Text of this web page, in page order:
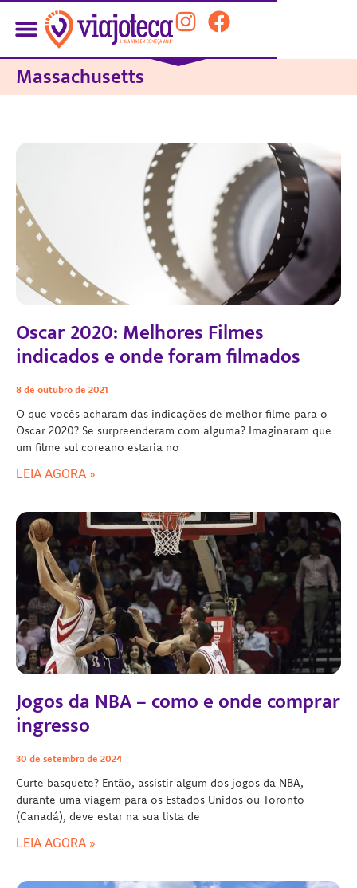
Massachusetts
Oscar 2020: Melhores Filmes
indicados e onde foram filmados
8 de outubro de 2021
O que vocês acharam das indicações de melhor filme para o
Oscar 2020? Se surpreenderam com alguma? Imaginaram que
um filme sul coreano estaria no
LEIA AGORA »
Jogos da NBA – como e onde comprar
ingresso
30 de setembro de 2024
Curte basquete? Então, assistir algum dos jogos da NBA,
durante uma viagem para os Estados Unidos ou Toronto
(Canadá), deve estar na sua lista de
LEIA AGORA »